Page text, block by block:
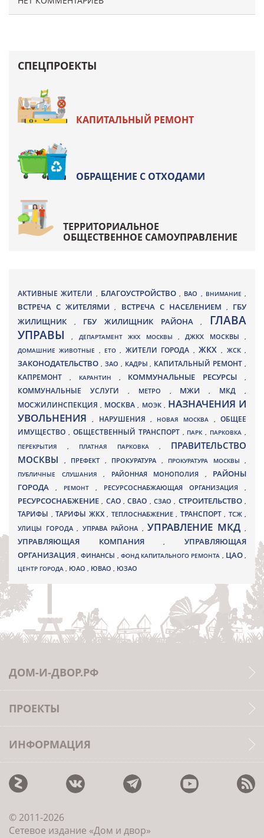
СПЕЦПРОЕКТЫ
КАПИТАЛЬНЫЙ РЕМОНТ
ОБРАЩЕНИЕ С ОТХОДАМИ
ТЕРРИТОРИАЛЬНОЕ
ОБЩЕСТВЕННОЕ САМОУПРАВЛЕНИЕ
АКТИВНЫЕ ЖИТЕЛИ , БЛАГОУСТРОЙСТВО , ВАО , ВНИМАНИЕ ,
ВСТРЕЧА С ЖИТЕЛЯМИ, ВСТРЕЧА С НАСЕЛЕНИЕМ , ГБУ
ЖИЛИЩНИК
, ГБУ ЖИЛИЩНИК РАЙОНА, ГЛАВА
УПРАВЫ, ДЕПАРТАМЕНТ ЖКХ МОСКВЫ ,ДЖКХ МОСКВЫ ,
ДОМАШНИЕ ЖИВОТНЫЕ , ЕТО, ЖИТЕЛИ ГОРОДА , ЖКХ, ЖСК,
ЗАКОНОДАТЕЛЬСТВО , ЗАО , КАДРЫ, КАПИТАЛЬНЫЙ РЕМОНТ ,
КАПРЕМОНТ , КАРАНТИН , КОММУНАЛЬНЫЕ РЕСУРСЫ,
КОММУНАЛЬНЫЕ УСЛУГИ , МЕТРО , МЖИ, МКД ,
МОСЖИЛИНСПЕКЦИЯ, МОСКВА , МОЭК , НАЗНАЧЕНИЯ И
УВОЛЬНЕНИЯ, НАРУШЕНИЯ , НОВАЯ МОСКВА ,ОБЩЕЕ
ИМУЩЕСТВО , ОБЩЕСТВЕННЫЙ ТРАНСПОРТ , ПАРК, ПАРКОВКА ,
ПЕРЕКРЫТИЯ , ПЛАТНАЯ ПАРКОВКА , ПРАВИТЕЛЬСТВО
МОСКВЫ
, ПРЕФЕКТ , ПРОКУРАТУРА , ПРОКУРАТУРА МОСКВЫ ,
ПУБЛИЧНЫЕ СЛУШАНИЯ , РАЙОННАЯ МОНОПОЛИЯ , РАЙОНЫ
ГОРОДА
, РЕМОНТ , РЕСУРСОСНАБЖАЮЩАЯ ОРГАНИЗАЦИЯ ,
РЕСУРСОСНАБЖЕНИЕ, САО,СВАО ,СЗАО, СТРОИТЕЛЬСТВО,
ТАРИФЫ , ТАРИФЫ ЖКХ , ТЕПЛОСНАБЖЕНИЕ , ТРАНСПОРТ , ТСЖ ,
УЛИЦЫ ГОРОДА , УПРАВА РАЙОНА , УПРАВЛЕНИЕ МКД ,
УПРАВЛЯЮЩАЯ КОМПАНИЯ,УПРАВЛЯЮЩАЯ
ОРГАНИЗАЦИЯ,ФИНАНСЫ , ФОНД КАПИТАЛЬНОГО РЕМОНТА , ЦАО,
ЦЕНТР ГОРОДА , ЮАО , ЮВАО , ЮЗАО
ДОМ-И-ДВОР.РФ
ПРОЕКТЫ
ИНФОРМАЦИЯ
© 2011-2026
Сетевое издание «Дом и двор»